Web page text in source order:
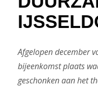
Afgelopen december
bijeenkomst plaats
geschonken aan het